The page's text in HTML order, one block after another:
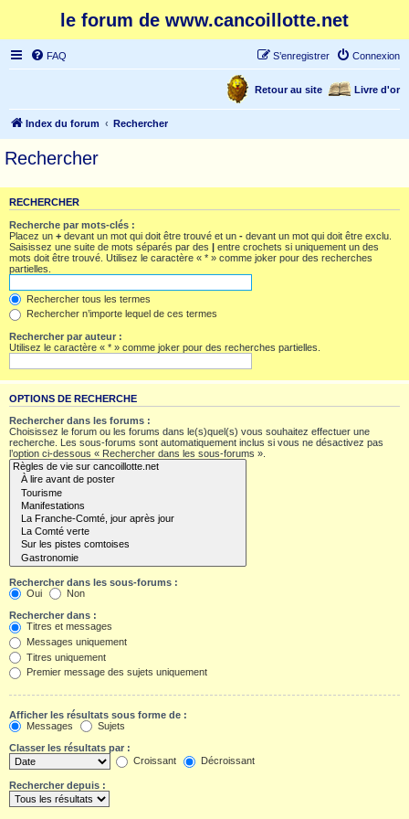
le forum de www.cancoillotte.net
FAQ Connexion
S’enregistrer
Livre d'or
Retour au site
Index du forum Rechercher
Rechercher
RECHERCHER
Recherche par mots-clés :
Placez un + devant un mot qui doit être trouvé et un - devant un mot qui doit être exclu.
Saisissez une suite de mots séparés par des | entre crochets si uniquement un des
mots doit être trouvé. Utilisez le caractère « * » comme joker pour des recherches
partielles.
Rechercher tous les termes
Rechercher n’importe lequel de ces termes
Rechercher par auteur :
Utilisez le caractère « * » comme joker pour des recherches partielles.
OPTIONS DE RECHERCHE
Rechercher dans les forums :
Choisissez le forum ou les forums dans le(s)quel(s) vous souhaitez effectuer une
recherche. Les sous-forums sont automatiquement inclus si vous ne désactivez pas
l’option ci-dessous « Rechercher dans les sous-forums ».
Rechercher dans les sous-forums :
Oui
Non
Rechercher dans :
Titres et messages
Messages uniquement
Titres uniquement
Premier message des sujets uniquement
Afficher les résultats sous forme de :
Messages
Sujets
Classer les résultats par :
Croissant
Décroissant
Rechercher depuis :